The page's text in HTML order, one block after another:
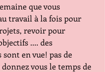
que vous
travail à la fois pour
revoir pour
.... des
en vue! pas de
vous le temps de